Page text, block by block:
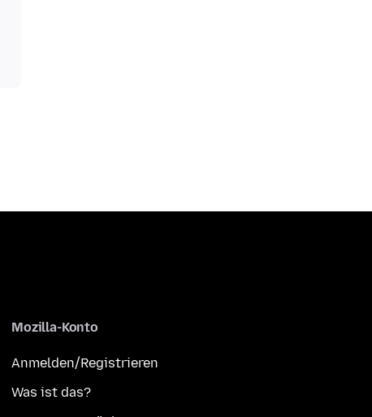
Mozilla-Konto
Anmelden/Registrieren
Was ist das?